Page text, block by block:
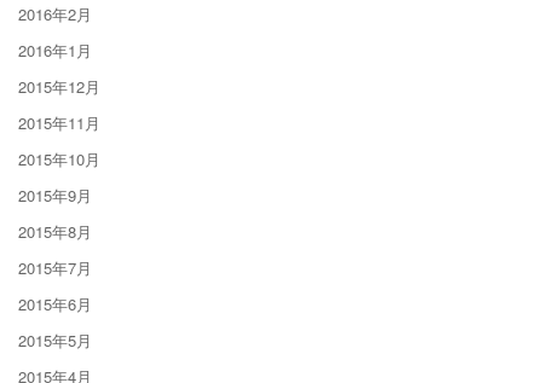
2016年2月
2016年1月
2015年12月
2015年11月
2015年10月
2015年9月
2015年8月
2015年7月
2015年6月
2015年5月
2015年4月